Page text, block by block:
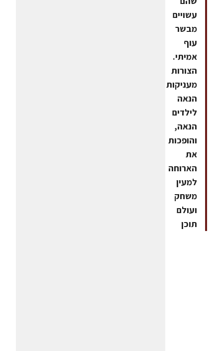
עשויים
מבשר
עוף
אמיתי.
הצורות
מעניקות
הנאה
לילדים
הנאה,
והופכות
את
הארוחה
למעין
משחק
ועולם
תוכן